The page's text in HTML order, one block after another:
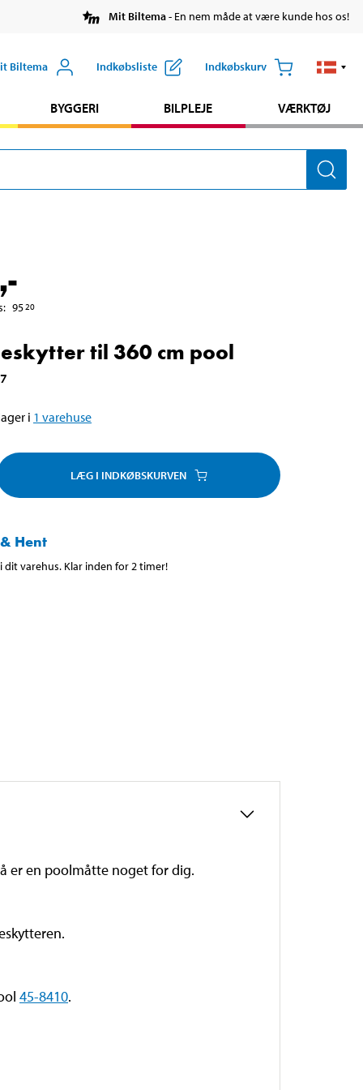
Mit Biltema- En nem måde at være kunde hos os!
Biltema Indkøbsliste Indkøbskurv
BYGGERI BILPLEJE VÆRKTØJ
,-
: 95 20
til 360 cm pool
i 1 varehuse
LÆG I INDKØBSKURVEN
Hent
dit varehus. Klar inden for 2 timer!
er en poolmåtte noget for dig.
45-8410.